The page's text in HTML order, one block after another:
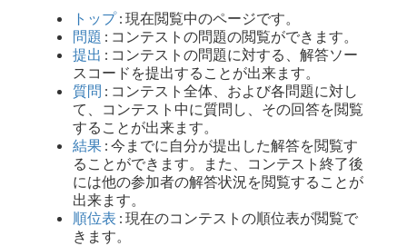
トップ: 現在閲覧中のページです。
問題 : コンテストの問題の閲覧ができます。
提出 : コンテストの問題に対する、解答ソー
スコードを提出することが出来ます。
質問 : コンテスト全体、および各問題に対し
て、コンテスト中に質問し、その回答を閲覧
することが出来ます。
結果 : 今までに自分が提出した解答を閲覧す
ることができます。また、コンテスト終了後
には他の参加者の解答状況を閲覧することが
出来ます。
順位表 : 現在のコンテストの順位表が閲覧で
きます。